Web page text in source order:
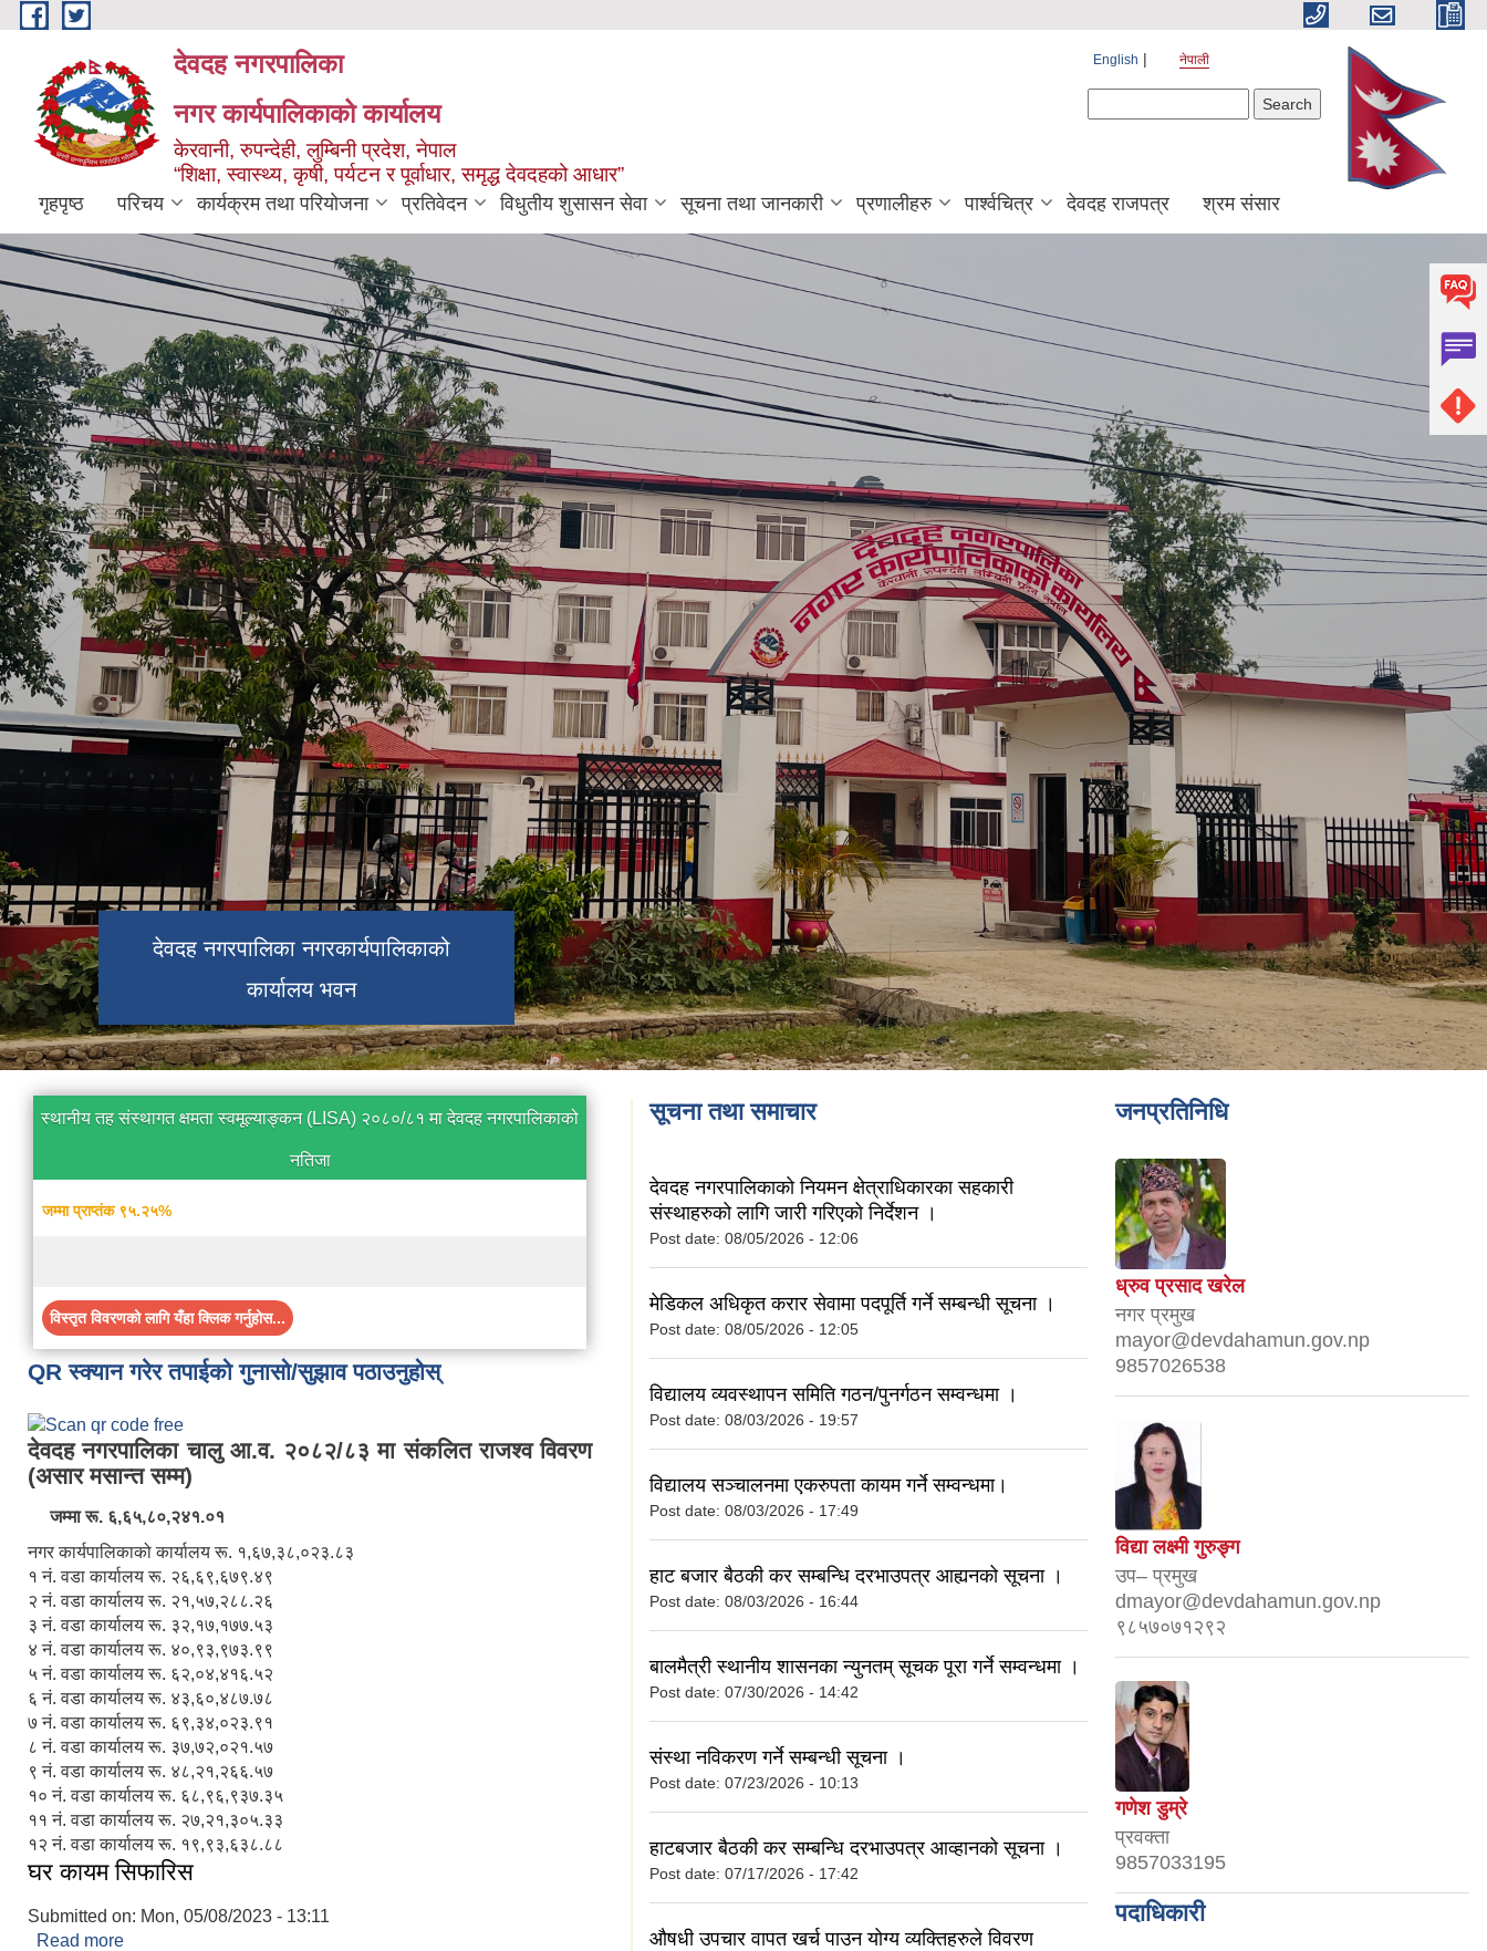
Skip to main content
देवदह नगरपालिका
नगर कार्यपालिकाको कार्यालय
केरवानी, रुपन्देही, लुम्बिनी प्रदेश, नेपाल
“शिक्षा, स्वास्थ्य, कृषी, पर्यटन र पूर्वाधार, समृद्ध देवदहको आधार”
English नेपाली
गृहपृष्ठ परिचय कार्यक्रम तथा परियोजना प्रतिवेदन विधुतीय शुसासन सेवा सूचना तथा जानकारी प्रणालीहरु पार्श्वचित्र देवदह राजपत्र श्रम संसार
देवदह नगरपालिका नगरकार्यपालिकाको
कार्यालय भवन
स्थानीय तह संस्थागत क्षमता स्वमूल्याङ्कन (LISA) २०८०/८१ मा देवदह नगरपालिकाको
नतिजा
जम्मा प्राप्तंक ९५.२५%
विस्तृत विवरणको लागि यँहा क्लिक गर्नुहोस...
QR स्क्यान गरेर तपाईको गुनासो/सुझाव पठाउनुहोस्
देवदह नगरपालिका चालु आ.व. २०८२/८३ मा संकलित राजश्व विवरण
(असार मसान्त सम्म)
जम्मा रू. ६,६५,८०,२४१.०१
नगर कार्यपालिकाको कार्यालय रू. १,६७,३८,०२३.८३
१ नं. वडा कार्यालय रू. २६,६९,६७९.४९
२ नं. वडा कार्यालय रू. २१,५७,२८८.२६
३ नं. वडा कार्यालय रू. ३२,१७,१७७.५३
४ नं. वडा कार्यालय रू. ४०,९३,९७३.९९
५ नं. वडा कार्यालय रू. ६२,०४,४१६.५२
६ नं. वडा कार्यालय रू. ४३,६०,४८७.७८
७ नं. वडा कार्यालय रू. ६९,३४,०२३.९१
८ नं. वडा कार्यालय रू. ३७,७२,०२१.५७
९ नं. वडा कार्यालय रू. ४८,२१,२६६.५७
१० नं. वडा कार्यालय रू. ६८,९६,९३७.३५
११ नं. वडा कार्यालय रू. २७,२१,३०५.३३
१२ नं. वडा कार्यालय रू. १९,९३,६३८.८८
घर कायम सिफारिस
Submitted on: Mon, 05/08/2023 - 13:11
Read more
सूचना तथा समाचार
देवदह नगरपालिकाको नियमन क्षेत्राधिकारका सहकारी
संस्थाहरुको लागि जारी गरिएको निर्देशन ।
Post date: 08/05/2026 - 12:06
मेडिकल अधिकृत करार सेवामा पदपूर्ति गर्ने सम्बन्धी सूचना ।
Post date: 08/05/2026 - 12:05
विद्यालय व्यवस्थापन समिति गठन/पुनर्गठन सम्वन्धमा ।
Post date: 08/03/2026 - 19:57
विद्यालय सञ्चालनमा एकरुपता कायम गर्ने सम्वन्धमा।
Post date: 08/03/2026 - 17:49
हाट बजार बैठकी कर सम्बन्धि दरभाउपत्र आह्यनको सूचना ।
Post date: 08/03/2026 - 16:44
बालमैत्री स्थानीय शासनका न्युनतम् सूचक पूरा गर्ने सम्वन्धमा ।
Post date: 07/30/2026 - 14:42
संस्था नविकरण गर्ने सम्बन्धी सूचना ।
Post date: 07/23/2026 - 10:13
हाटबजार बैठकी कर सम्बन्धि दरभाउपत्र आव्हानको सूचना ।
Post date: 07/17/2026 - 17:42
औषधी उपचार वापत खर्च पाउन योग्य व्यक्तिहरुले विवरण
जनप्रतिनिधि
ध्रुव प्रसाद खरेल
नगर प्रमुख
mayor@devdahamun.gov.np
9857026538
विद्या लक्ष्मी गुरुङ्ग
उप– प्रमुख
dmayor@devdahamun.gov.np
९८५७०७१२९२
गणेश डुम्रे
प्रवक्ता
9857033195
पदाधिकारी